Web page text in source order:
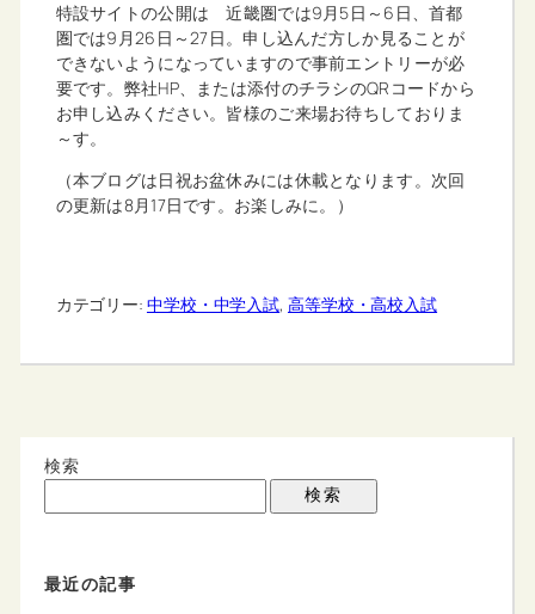
特設サイトの公開は 近畿圏では9月5日～6日、首都
圏では9月26日～27日。申し込んだ方しか見ることが
できないようになっていますので事前エントリーが必
要です。弊社HP、または添付のチラシのQRコードから
お申し込みください。皆様のご来場お待ちしておりま
～す。
（本ブログは日祝お盆休みには休載となります。次回
の更新は8月17日です。お楽しみに。）
カテゴリー: 中学校・中学入試, 高等学校・高校入試
検索
検索
最近の記事